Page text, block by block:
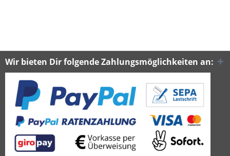
Wir bieten Dir folgende Zahlungsmöglichkeiten an: